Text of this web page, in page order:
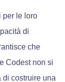
per le loro
di
che
Codest non si
di costruire una